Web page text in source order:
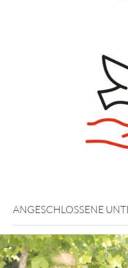
ANGESCHLOSSENE